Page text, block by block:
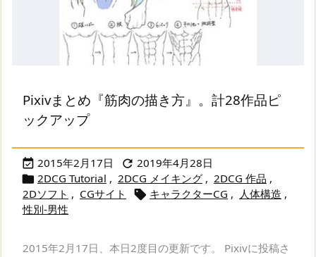
Pixivまとめ『筋肉の描き方』。計28作品ピ
ックアップ
 2015年2月17日  2019年4月28日
 2DCG Tutorial , 2DCG メイキング , 2DCG 作品 ,
2Dソフト , CGサイト  キャラクターCG , 人体構造 ,
性別-男性
2015年2月17日、本日2度目の更新です。 Pixivに投稿さ